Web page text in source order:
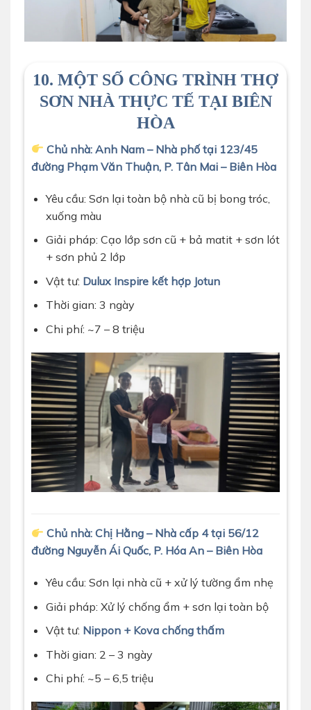
10. MỘT SỐ CÔNG TRÌNH THỢ
SƠN NHÀ THỰC TẾ TẠI BIÊN
HÒA
Chủ nhà: Anh Nam – Nhà phố tại 123/45
đường Phạm Văn Thuận, P. Tân Mai – Biên Hòa
Yêu cầu: Sơn lại toàn bộ nhà cũ bị bong tróc,
xuống màu
Giải pháp: Cạo lớp sơn cũ + bả matit + sơn lót
+ sơn phủ 2 lớp
Vật tư: Dulux Inspire kết hợp Jotun
Thời gian: 3 ngày
Chi phí: ~7 – 8 triệu
Chủ nhà: Chị Hằng – Nhà cấp 4 tại 56/12
đường Nguyễn Ái Quốc, P. Hóa An – Biên Hòa
Yêu cầu: Sơn lại nhà cũ + xử lý tường ẩm nhẹ
Giải pháp: Xử lý chống ẩm + sơn lại toàn bộ
Vật tư: Nippon + Kova chống thấm
Thời gian: 2 – 3 ngày
Chi phí: ~5 – 6,5 triệu